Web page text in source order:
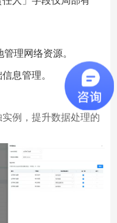
理网络资源。
息管理。
例，提升数据处理的